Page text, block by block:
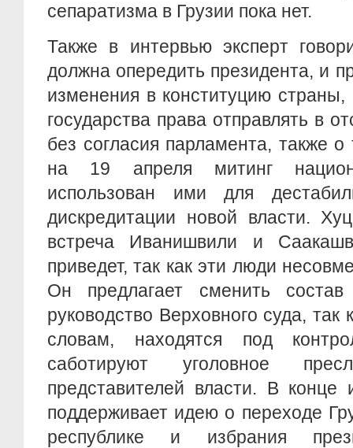
сепаратизма в Грузии пока нет.
Также в интервью эксперт
должна опередить президента, и
изменения в конституцию
государства права отправлять в
без согласия парламента, также
на 19 апреля митинг
использован ими для
дискредитации новой власти.
встреча Иванишвили и
приведет, так как эти люди
Он предлагает сменить
руководство Верховного суда, так
словам, находятся под
саботируют уголовное
представителей власти. В
поддерживает идею о переходе
республике и избрания